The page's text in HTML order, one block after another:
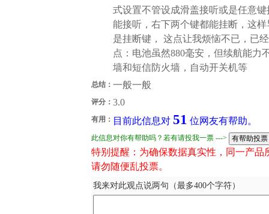
式设置不管设成滑盖接听或是任意
能接听，右下两个键都能挂断，这
是挂断键， 这点让我烦恼不已，已
点：电池虽然880毫安，但续航能力
墙和短信防火墙，自动开关机等
总结： 一般一般
评分： 3.0
有用： 目前此信息对 51 位网友有帮助。
此信息对你有帮助吗？若有请投我一票 --->
特别提醒：为确保数据真实性，同一产
请勿随便乱投票。
我来对此观点说两句（最多400个字符）